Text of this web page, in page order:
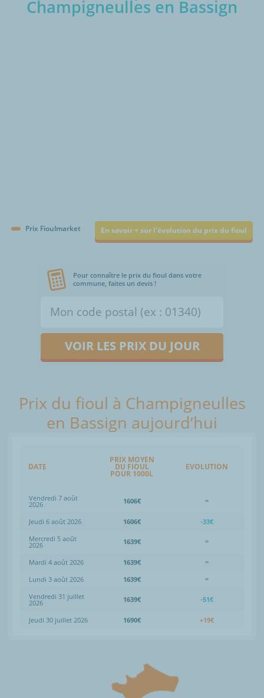
Champigneulles en Bassign
Prix Fioulmarket En savoir + sur l'évolution du prix du fioul
Pour connaître le prix du fioul dans votre
commune, faites un devis !
VOIR LES PRIX DU JOUR
Prix du fioul à Champigneulles
en Bassign aujourd’hui
DATE
PRIX MOYEN
DU FIOUL
POUR 1000L
EVOLUTION
Vendredi 7 août
2026 1606€ =
Jeudi 6 août 2026 1606€
-33€
Mercredi 5 août
2026 1639€ =
Mardi 4 août 2026 1639€
=
Lundi 3 août 2026
1639€
=
Vendredi 31 juillet
2026 1639€ -51€
Jeudi 30 juillet 2026 1690€ +19€